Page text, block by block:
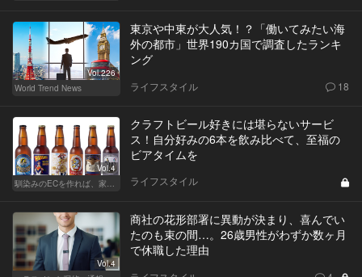
Vol.226
World Trend News
東京や中東が大人気！？「働いてみたい海
外の都市」世界190カ国で調査したランキ
ング
ライフスタイル 18
Vol.4
馴染みのECを作れば、家飲みが変わる！
クラフトビール好きには堪らないサービ
ス！自分好みの6本を飲み比べて、至福の
ビアタイムを
ライフスタイル
Vol.4
商社の花形部署に異動が決まり、喜んでい
たのも束の間…。26歳男性がわずか数ヶ月
で休職した理由